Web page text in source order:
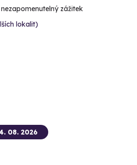
zážitek
lokalit)
08. 2026